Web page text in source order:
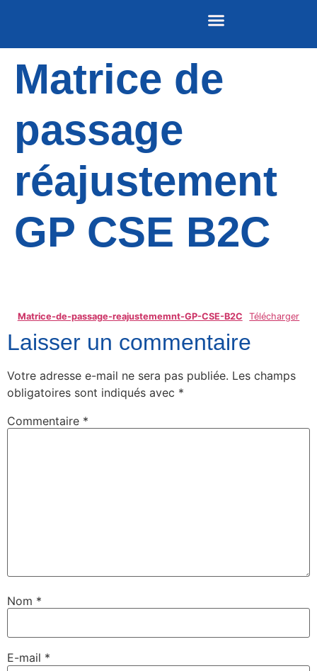
Matrice de
passage
réajustement
GP CSE B2C
Matrice-de-passage-reajustememnt-GP-CSE-B2C Télécharger
Laisser un commentaire
Votre adresse e-mail ne sera pas publiée. Les champs
obligatoires sont indiqués avec *
Commentaire *
Nom *
E-mail *